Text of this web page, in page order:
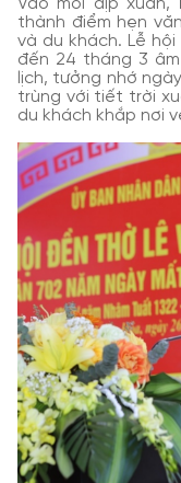
Vào mỗi dịp xuân,
thành điểm hẹn
và du khách. Lễ
đến 24 tháng 3
lịch, tưởng nhớ
trùng với tiết trời
du khách khắp nơi